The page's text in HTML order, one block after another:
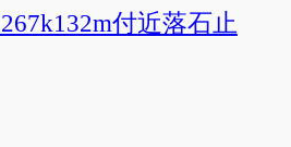
付近落石止